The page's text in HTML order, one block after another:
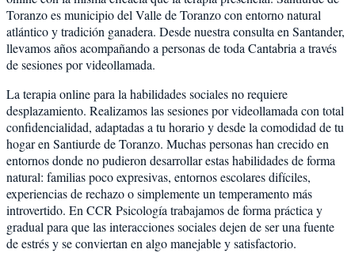
Toranzo es municipio del Valle de Toranzo con entorno natural
atlántico y tradición ganadera. Desde nuestra consulta en Santander,
llevamos años acompañando a personas de toda Cantabria a través
de sesiones por videollamada.
La terapia online para la habilidades sociales no requiere
desplazamiento. Realizamos las sesiones por videollamada con total
confidencialidad, adaptadas a tu horario y desde la comodidad de tu
hogar en Santiurde de Toranzo. Muchas personas han crecido en
entornos donde no pudieron desarrollar estas habilidades de forma
natural: familias poco expresivas, entornos escolares difíciles,
experiencias de rechazo o simplemente un temperamento más
introvertido. En CCR Psicología trabajamos de forma práctica y
gradual para que las interacciones sociales dejen de ser una fuente
de estrés y se conviertan en algo manejable y satisfactorio.